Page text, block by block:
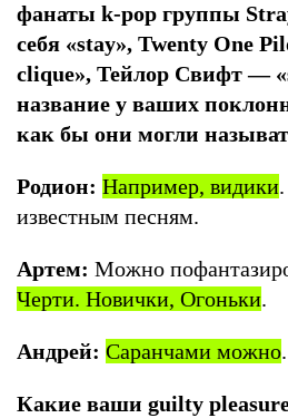
фанаты k-pop группы
себя «stay», Twenty One
clique», Тейлор Свифт —
название у ваших
как бы они могли
Родион: Например, видики
известным песням.
Артем: Можно
Черти. Новички, Огоньки.
Андрей: Саранчами можно.
Какие ваши guilty